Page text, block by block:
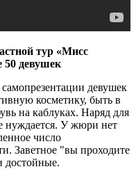
девушек
косметику, быть в
на каблуках. Наряд для
нуждается. У жюри нет
число
Заветное "вы проходите
достойные.